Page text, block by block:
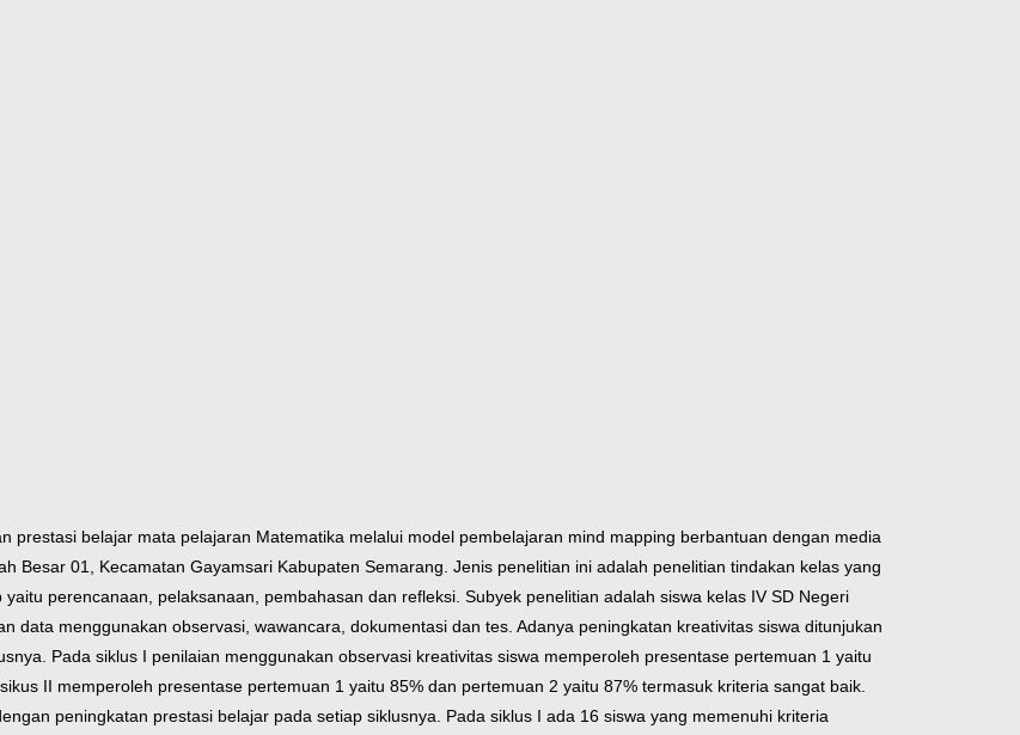
prestasi belajar mata pelajaran Matematika melalui model pembelajaran mind mapping berbantuan dengan media
Besar 01, Kecamatan Gayamsari Kabupaten Semarang. Jenis penelitian ini adalah penelitian tindakan kelas yang
perencanaan, pelaksanaan, pembahasan dan refleksi. Subyek penelitian adalah siswa kelas IV SD Negeri
data menggunakan observasi, wawancara, dokumentasi dan tes. Adanya peningkatan kreativitas siswa ditunjukan
Pada siklus I penilaian menggunakan observasi kreativitas siswa memperoleh presentase pertemuan 1 yaitu
II memperoleh presentase pertemuan 1 yaitu 85% dan pertemuan 2 yaitu 87% termasuk kriteria sangat baik.
peningkatan prestasi belajar pada setiap siklusnya. Pada siklus I ada 16 siswa yang memenuhi kriteria